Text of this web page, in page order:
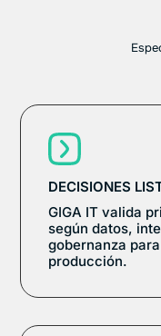
DECISIONES
GIGA IT valida
según datos,
gobernanza
producción.